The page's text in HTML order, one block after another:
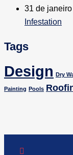
31 de
Infestation
Tags
Design Dry
Painting Pools